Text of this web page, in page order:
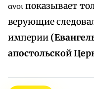
ανοι показывает
верующие
империи
апостольской